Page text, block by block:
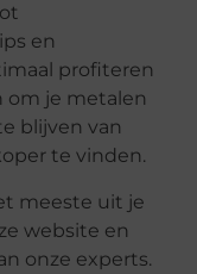
en
profiteren
om je metalen
blijven van
te vinden.
meeste uit je
website en
onze experts.